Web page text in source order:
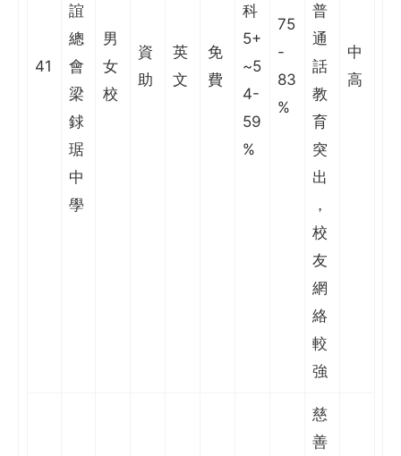
41
誼
總
會
梁
銶
琚
中
學
男
女
校
資
助
英
文
免
費
科
5+
~5
4-
59
%
75
-
83
%
普
通
話
教
育
突
出
，
校
友
網
絡
較
強
中
高
慈
善